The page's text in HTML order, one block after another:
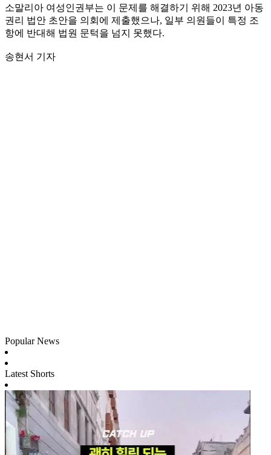
소말리아 여성인권부는 이 문제를 해결하기 위해 2023년 아동
권리 법안 초안을 의회에 제출했으나, 일부 의원들이 특정 조
항에 반대해 법원 문턱을 넘지 못했다.
송현서 기자
Popular News
Latest Shorts